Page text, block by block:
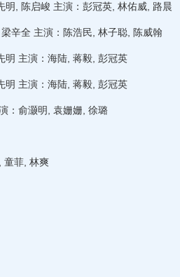
陈启峻 主演：彭冠英, 林佑威, 路晨
全 主演：陈浩民, 林子聪, 陈威翰
主演：海陆, 蒋毅, 彭冠英
主演：海陆, 蒋毅, 彭冠英
俞灏明, 袁姗姗, 徐璐
菲, 林爽